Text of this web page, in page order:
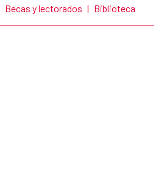
Becas y lectorados | Biblioteca